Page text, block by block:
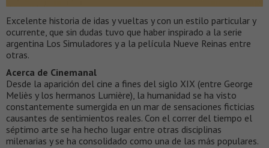
Excelente historia de idas y vueltas y con un estilo particular y
ocurrente, que sin dudas tuvo que haber inspirado a la serie
argentina Los Simuladores y a la película Nueve Reinas entre
otras.
Acerca de Cinemanal
Desde la aparición del cine a fines del siglo XIX (entre George
Meliès y los hermanos Lumière), la humanidad se ha visto
constantemente sumergida en un mar de sensaciones ficticias
causantes de sentimientos reales. Con el correr del tiempo el
séptimo arte se ha hecho lugar entre otras disciplinas
milenarias y se ha consolidado como una de las más populares.